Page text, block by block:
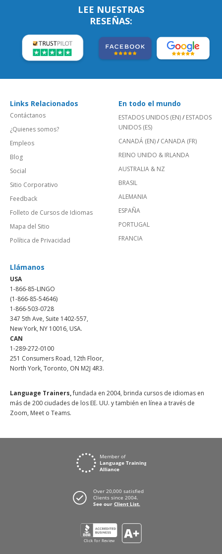
LEE NUESTRAS
RESEÑAS:
Links Relacionados
Contáctanos
¿Quienes somos?
Empleos
Blog
Social
Sitio Corporativo
Feedback
Folleto de Cursos de Idiomas
Mapa del Sitio
Política de Privacidad
En todo el mundo
ESTADOS UNIDOS (EN)/ ESTADOS
UNIDOS (ES)
CANADÁ (EN)/ CANADA (FR)
REINO UNIDO & IRLANDA
AUSTRALIA & NZ
BRASIL
ALEMANIA
ESPAÑA
PORTUGAL
FRANCIA
Llámanos
USA
1-866-85-LINGO
(1-866-85-54646)
1-866-503-0728
347 5th Ave, Suite 1402-557,
New York, NY 10016, USA.
CAN
1-289-272-0100
251 Consumers Road, 12th Floor,
North York, Toronto, ON M2J 4R3.
Language Trainers,fundada en 2004, brinda cursos de idiomas en
más de 200 ciudades de los EE. UU. y también en línea a través de
Zoom, Meet o Teams.